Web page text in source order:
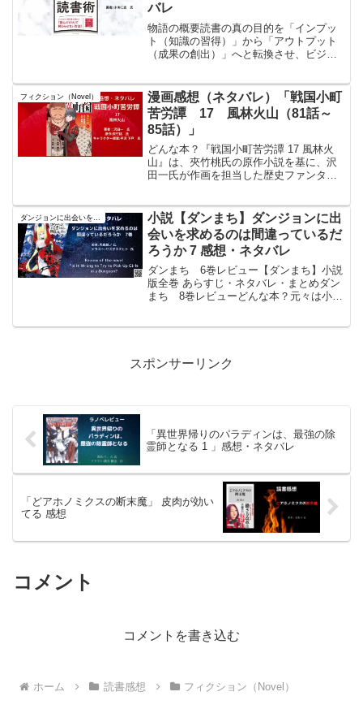
バレ
物語の概要読書の真の目的を「インプッ
ト（知識の習得）」から「アウトプット
（成果の創出）」へと転換させ、ビジネ
備段階から情報の加工、思考法、そして
実際に「話す」「書く」技...
フィクション（Novel）
漫画感想（ネタバレ）「戦国小町
苦労譚 17 風林火山（81話～
85話）」
どんな本？『戦国小町苦労譚 17 風林火
山』は、夾竹桃氏の原作小説を基に、沢
田一氏が作画を担当した歴史ファンタジ
イムスリップし、現代の農業知識や技術
を駆使して織田信長の...
ダンジョンに出会いを求めるのは間違っているだろうか
小説【ダンまち】ダンジョンに出
会いを求めるのは間違っているだ
ろうか 7 感想・ネタバレ
ダンまち 6巻レビュー【ダンまち】小説
版全巻 あらすじ・ネタバレ・まとめダン
まち 8巻レビューどんな本？元々は小説
スポンサーリンク
「異世界帰りのパラディンは、最強の除
霊師となる 1 」感想・ネタバレ
「どアホノミクスの断末魔」 皮肉が効い
てる 感想
コメント
コメントを書き込む
ホーム 読書感想 フィクション（Novel）